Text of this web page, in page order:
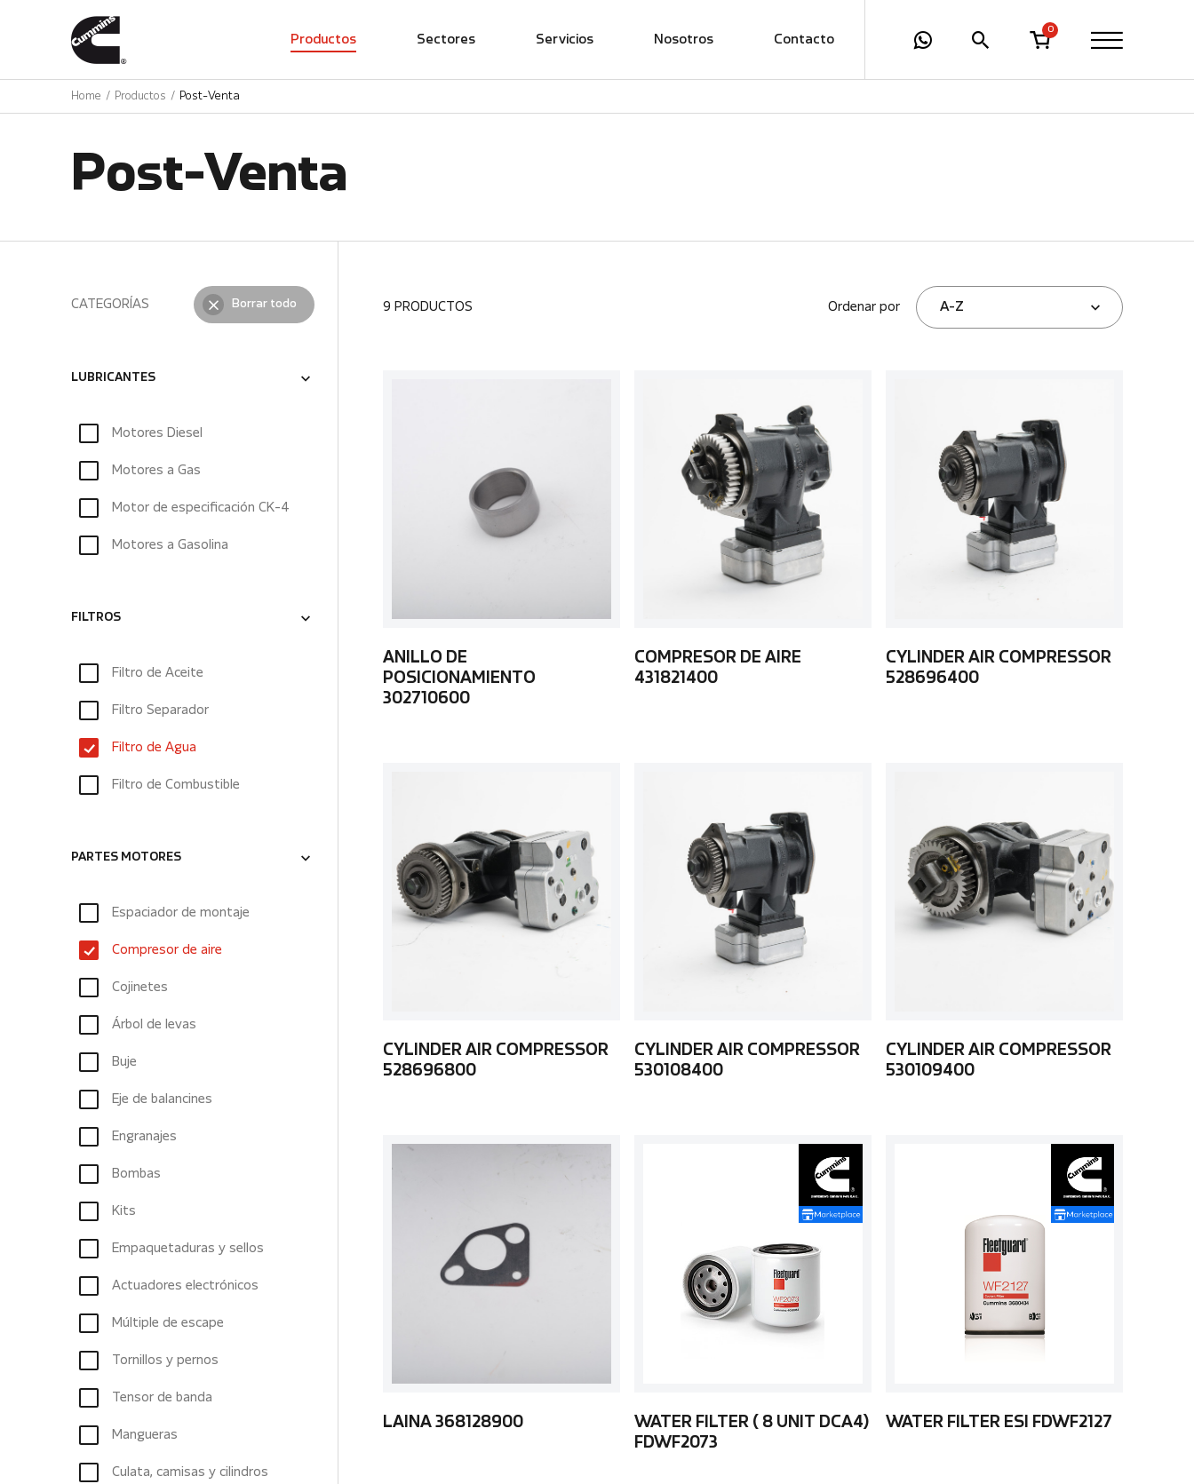
Productos Sectores Servicios Nosotros Contacto
0
Home Productos Post-Venta
Post-Venta
CATEGORÍAS Borrar todo
LUBRICANTES
Motores Diesel
Motores a Gas
Motor de especificación CK-4
Motores a Gasolina
FILTROS
Filtro de Aceite
Filtro Separador
Filtro de Agua
Filtro de Combustible
PARTES MOTORES
Espaciador de montaje
Compresor de aire
Cojinetes
Árbol de levas
Buje
Eje de balancines
Engranajes
Bombas
Kits
Empaquetaduras y sellos
Actuadores electrónicos
Múltiple de escape
Tornillos y pernos
Tensor de banda
Mangueras
Culata, camisas y cilindros
9 PRODUCTOS Ordenar por A-Z
ANILLO DE
POSICIONAMIENTO
302710600
COMPRESOR DE AIRE
431821400
CYLINDER AIR COMPRESSOR
528696400
CYLINDER AIR COMPRESSOR
528696800
CYLINDER AIR COMPRESSOR
530108400
CYLINDER AIR COMPRESSOR
530109400
LAINA 368128900
WATER FILTER ( 8 UNIT DCA4)
FDWF2073
WATER FILTER ESI FDWF2127